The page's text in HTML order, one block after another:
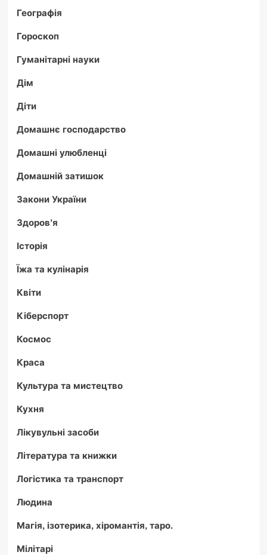
Географія
Гороскоп
Гуманітарні науки
Дім
Діти
Домашнє господарство
Домашні улюбленці
Домашній затишок
Закони України
Здоров'я
Історія
Їжа та кулінарія
Квіти
Кіберспорт
Космос
Краса
Культура та мистецтво
Кухня
Лікувульні засоби
Література та книжки
Логістика та транспорт
Людина
Магія, ізотерика, хіромантія, таро.
Мілітарі